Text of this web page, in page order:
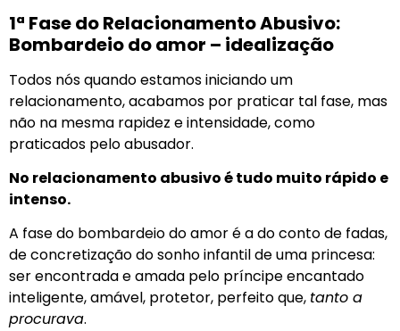
1ª Fase do Relacionamento Abusivo:
Bombardeio do amor – idealização
Todos nós quando estamos iniciando um
relacionamento, acabamos por praticar tal fase, mas
não na mesma rapidez e intensidade, como
praticados pelo abusador.
No relacionamento abusivo é tudo muito rápido e
intenso.
A fase do bombardeio do amor é a do conto de fadas,
de concretização do sonho infantil de uma princesa:
ser encontrada e amada pelo príncipe encantado
inteligente, amável, protetor, perfeito que, tanto a
procurava.